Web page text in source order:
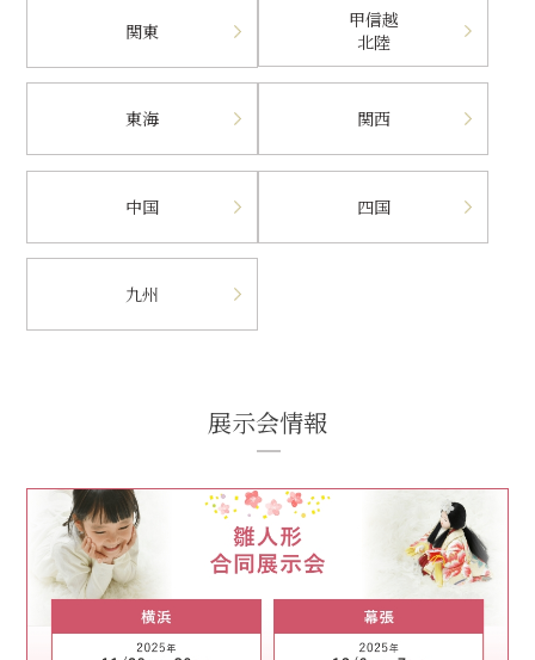
関東
甲信越
北陸
東海 関西
中国 四国
九州
展示会情報